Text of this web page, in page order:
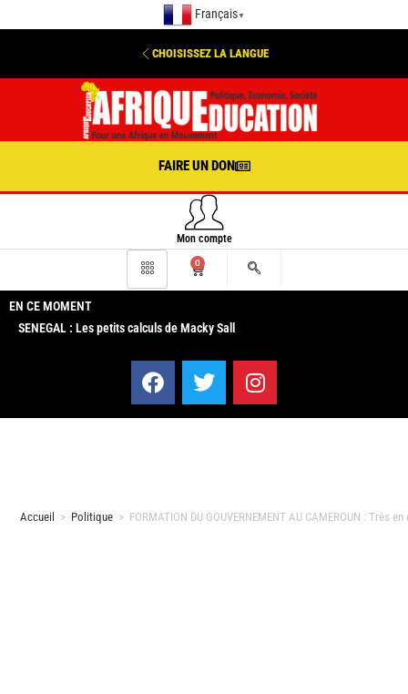
Français ▼
CHOISISSEZ LA LANGUE
FAIRE UN DON
Mon compte
0
EN CE MOMENT
SENEGAL : Les petits calculs de Macky Sall
Accueil > Politique > FORMATION DU GOUVERNEMENT AU CAMEROUN : Très